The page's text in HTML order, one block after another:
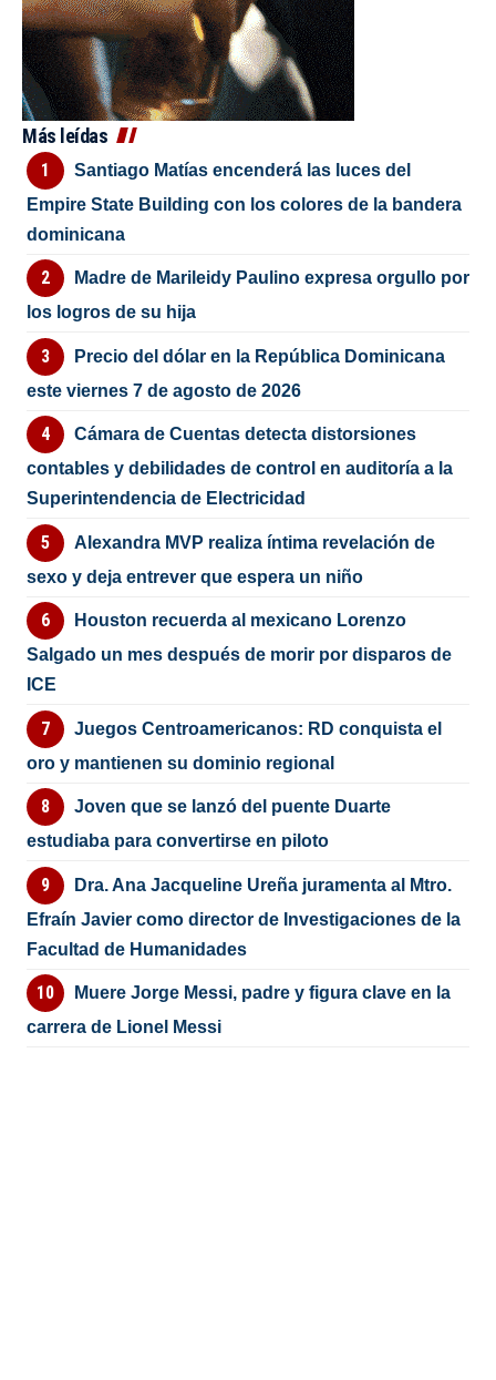
Más leídas
Santiago Matías encenderá las luces del
Empire State Building con los colores de la bandera
dominicana
Madre de Marileidy Paulino expresa orgullo por
los logros de su hija
Precio del dólar en la República Dominicana
este viernes 7 de agosto de 2026
Cámara de Cuentas detecta distorsiones
contables y debilidades de control en auditoría a la
Superintendencia de Electricidad
Alexandra MVP realiza íntima revelación de
sexo y deja entrever que espera un niño
Houston recuerda al mexicano Lorenzo
Salgado un mes después de morir por disparos de
ICE
Juegos Centroamericanos: RD conquista el
oro y mantienen su dominio regional
Joven que se lanzó del puente Duarte
estudiaba para convertirse en piloto
Dra. Ana Jacqueline Ureña juramenta al Mtro.
Efraín Javier como director de Investigaciones de la
Facultad de Humanidades
Muere Jorge Messi, padre y figura clave en la
carrera de Lionel Messi